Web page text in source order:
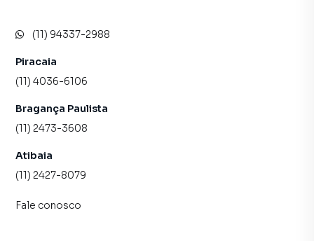
(11) 94337-2988
Piracaia
(11) 4036-6106
Bragança Paulista
(11) 2473-3608
Atibaia
(11) 2427-8079
Fale conosco